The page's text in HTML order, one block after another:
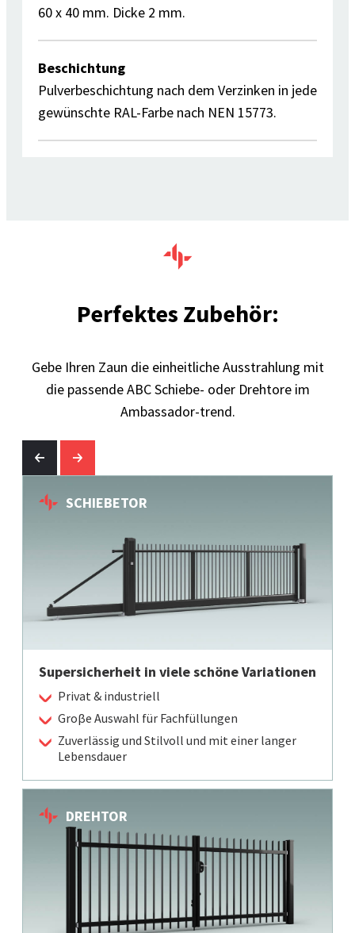
60 x 40 mm. Dicke 2 mm.
Beschichtung
Pulverbeschichtung nach dem Verzinken in jede
gewünschte RAL-Farbe nach NEN 15773.
Perfektes Zubehör:
Gebe Ihren Zaun die einheitliche Ausstrahlung mit
die passende ABC Schiebe- oder Drehtore im
Ambassador-trend.
SCHIEBETOR
Supersicherheit in viele schöne Variationen
Privat & industriell
Groβe Auswahl für Fachfüllungen
Zuverlässig und Stilvoll und mit einer langer
Lebensdauer
DREHTOR